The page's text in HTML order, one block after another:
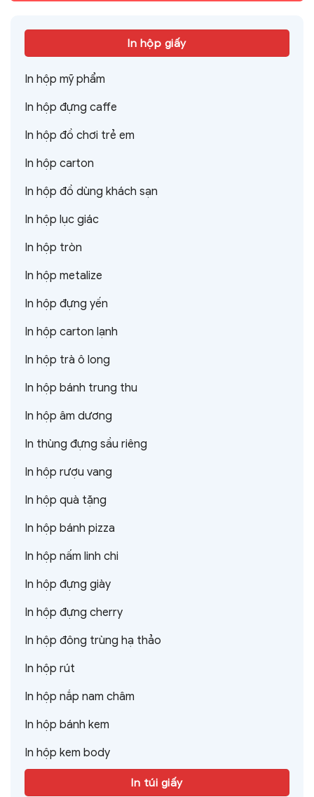
In hộp giấy
In hộp mỹ phẩm
In hộp đựng caffe
In hộp đồ chơi trẻ em
In hộp carton
In hộp đồ dùng khách sạn
In hộp lục giác
In hộp tròn
In hộp metalize
In hộp đựng yến
In hộp carton lạnh
In hộp trà ô long
In hộp bánh trung thu
In hộp âm dương
In thùng đựng sầu riêng
In hộp rượu vang
In hộp quà tặng
In hộp bánh pizza
In hộp nấm linh chi
In hộp đựng giày
In hộp đựng cherry
In hộp đông trùng hạ thảo
In hộp rút
In hộp nắp nam châm
In hộp bánh kem
In hộp kem body
In túi giấy